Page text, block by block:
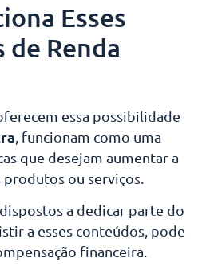
Esses
Renda
essa possibilidade
, funcionam como uma
que desejam aumentar a
ou serviços.
a dedicar parte do
a esses conteúdos, pode
financeira.